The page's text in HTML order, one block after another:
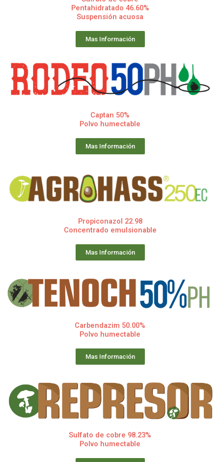
Pentahidratado 46.60%
Suspensión acuosa
Mas Información
Captan 50%
Polvo humectable
Mas Información
Propiconazol 22.98
Concentrado emulsionable
Mas Información
Carbendazim 50.00%
Polvo humectable
Mas Información
Sulfato de cobre 98.23%
Polvo humectable